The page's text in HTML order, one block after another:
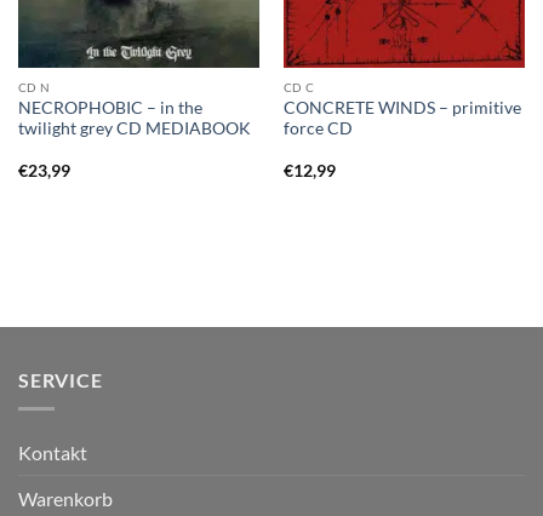
CD N
NECROPHOBIC – in the
twilight grey CD MEDIABOOK
€23,99
CD C
CONCRETE WINDS – primitive
force CD
€12,99
SERVICE
Kontakt
Warenkorb